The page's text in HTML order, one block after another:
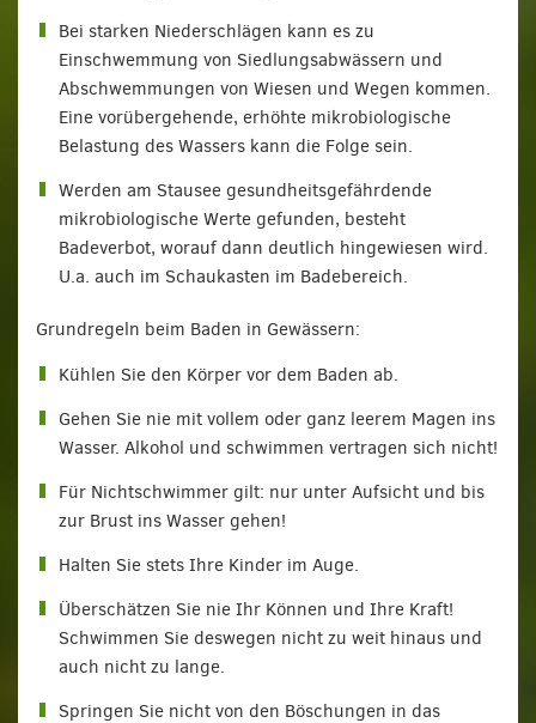
Bei starken Niederschlägen kann es zu
Einschwemmung von Siedlungsabwässern und
Abschwemmungen von Wiesen und Wegen kommen.
Eine vorübergehende, erhöhte mikrobiologische
Belastung des Wassers kann die Folge sein.
Werden am Stausee gesundheits­gefährdende
mikrobiologische Werte gefunden, besteht
Badeverbot, worauf dann deutlich hingewiesen wird.
U.a. auch im Schaukasten im Badebereich.
Grundregeln beim Baden in Gewässern:
Kühlen Sie den Körper vor dem Baden ab.
Gehen Sie nie mit vollem oder ganz leerem Magen ins
Wasser. Alkohol und schwimmen vertragen sich nicht!
Für Nichtschwimmer gilt: nur unter Aufsicht und bis
zur Brust ins Wasser gehen!
Halten Sie stets Ihre Kinder im Auge.
Überschätzen Sie nie Ihr Können und Ihre Kraft!
Schwimmen Sie deswegen nicht zu weit hinaus und
auch nicht zu lange.
Springen Sie nicht von den Böschungen in das